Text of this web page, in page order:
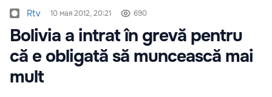
Rtv 10 мая 2012, 20:21 690
Bolivia a intrat în grevă pentru
că e obligată să muncească mai
mult